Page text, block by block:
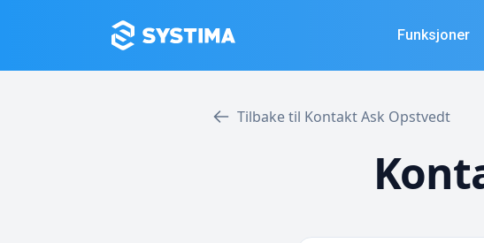
Funksjoner
Tilbake til Kontakt Ask Opstvedt